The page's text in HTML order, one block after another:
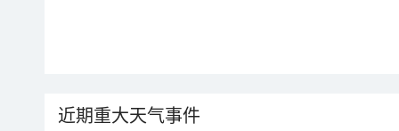
近期重大天气事件